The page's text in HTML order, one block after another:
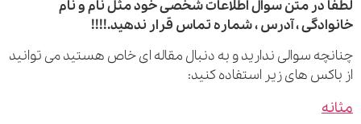
در متن سوال اطلاعات شخصی خود مثل نام و نام
، آدرس ، شماره تماس قرار ندهید.!!!!
سوالی ندارید و به دنبال مقاله ای خاص هستید می توانید
های زیر استفاده کنید: